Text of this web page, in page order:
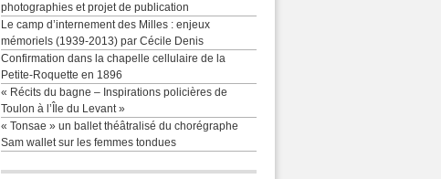
photographies et projet de publication
Le camp d’internement des Milles : enjeux
mémoriels (1939-2013) par Cécile Denis
Confirmation dans la chapelle cellulaire de la
Petite-Roquette en 1896
« Récits du bagne – Inspirations policières de
Toulon à l’Île du Levant »
« Tonsae » un ballet théâtralisé du chorégraphe
Sam wallet sur les femmes tondues